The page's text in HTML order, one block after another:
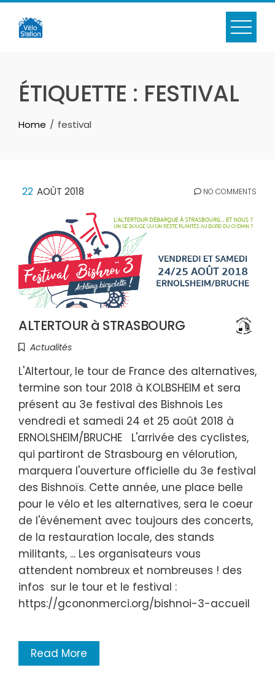
Skip
content
ÉTIQUETTE : FESTIVAL
Home festival
22 AOÛT 2018 NO COMMENTS
ALTERTOUR à STRASBOURG
Actualités
L'Altertour, le tour de France des alternatives,
termine son tour 2018 à KOLBSHEIM et sera
présent au 3e festival des Bishnois Les
vendredi et samedi 24 et 25 août 2018 à
ERNOLSHEIM/BRUCHE L'arrivée des cyclistes,
qui partiront de Strasbourg en vélorution,
marquera l'ouverture officielle du 3e festival
des Bishnoïs. Cette année, une place belle
pour le vélo et les alternatives, sera le coeur
de l'événement avec toujours des concerts,
de la restauration locale, des stands
militants, ... Les organisateurs vous
attendent nombreux et nombreuses ! des
infos sur le tour et le festival :
https://gcononmerci.org/bishnoi-3-accueil
Read More